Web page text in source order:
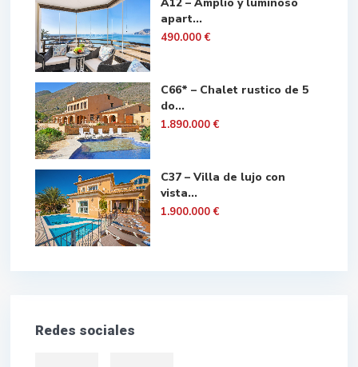
apart...
490.000 €
C66* – Chalet rustico de 5
do...
1.890.000 €
C37 – Villa de lujo con
vista...
1.900.000 €
Redes sociales